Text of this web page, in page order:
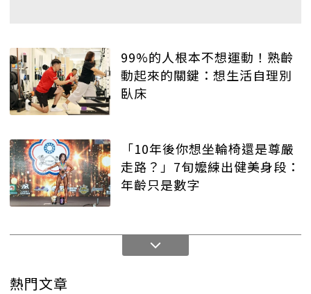
99%的人根本不想運動！熟齡
動起來的關鍵：想生活自理別
臥床
「10年後你想坐輪椅還是尊嚴
走路？」7旬嬤練出健美身段：
年齡只是數字
熱門文章